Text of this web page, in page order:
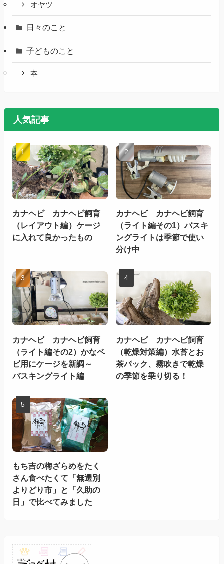
オヤツ
日々のこと
子どものこと
本
人気記事
カナヘビ カナヘビ飼育
（レイアウト編）ケージ
に入れて良かったもの
カナヘビ カナヘビ飼育
（ライト編その1）バスキ
ングライトは季節で使い
分け中
カナヘビ カナヘビ飼育
（ライト編その2）かなベ
ビ用にケージを新調～
バスキングライト編
カナヘビ カナヘビ飼育
（乾燥対策編）水苔とお
茶パック、霧吹きで乾燥
の季節を乗り切る！
もち吉の梅ざらめをたく
さん食べたくて「無選別
よりどり市」と「久助の
日」で比べてみました